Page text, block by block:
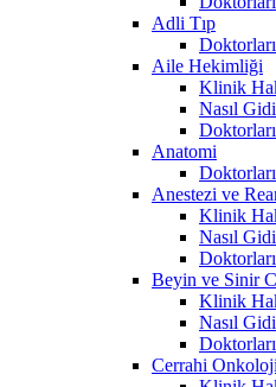
Adli Tıp
Aile Hekimliği
Klinik
Nasıl
Anatomi
Anestezi ve
Klinik
Nasıl
Beyin ve Sinir
Klinik
Nasıl
Cerrahi Onkoloji